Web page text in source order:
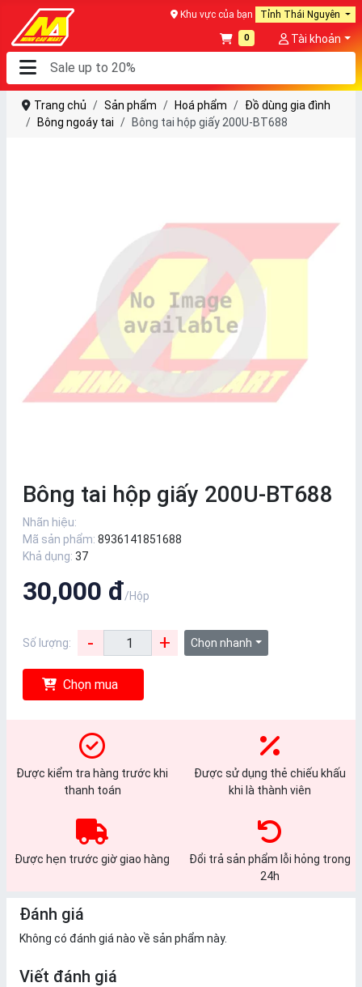
Khu vực của bạn Tỉnh Thái Nguyên
0 Tài khoản
Trang chủ Sản phẩm Hoá phẩm
Đồ dùng gia đình
Bông ngoáy tai
Bông tai hộp giấy 200U-BT688
Bông tai hộp giấy 200U-BT688
Nhãn hiệu:
Mã sản phẩm: 8936141851688
Khả dụng: 37
30,000 đ/Hộp
Số lượng: - + Chọn nhanh
Chọn mua
Được kiểm tra hàng trước khi
thanh toán
Được sử dụng thẻ chiếu khấu
khi là thành viên
Được hẹn trước giờ giao hàng
Đổi trả sản phẩm lỗi hỏng trong
24h
Đánh giá
Không có đánh giá nào về sản phẩm này.
Viết đánh giá